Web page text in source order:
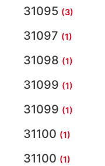
31095 (3)
31097 (1)
31098 (1)
31099 (1)
31099 (1)
31100 (1)
31100 (1)